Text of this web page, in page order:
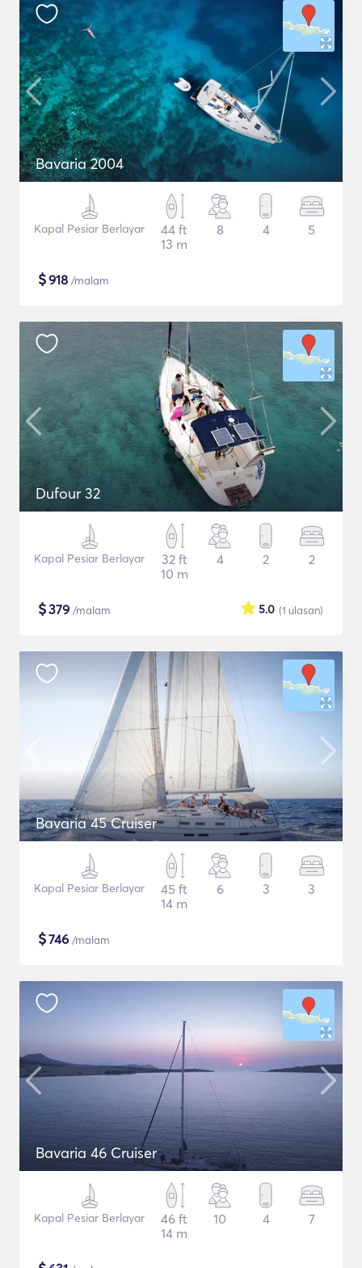
Bavaria 2004
Kapal Pesiar Berlayar
44 ft
13 m
8 4 5
$918 /malam
Dufour 32
Kapal Pesiar Berlayar
32 ft
10 m
4 2 2
$379 /malam (1 ulasan)
5.0
Bavaria 45 Cruiser
Kapal Pesiar Berlayar
45 ft
14 m
6 3 3
$746 /malam
Bavaria 46 Cruiser
Kapal Pesiar Berlayar
46 ft
14 m
10 4 7